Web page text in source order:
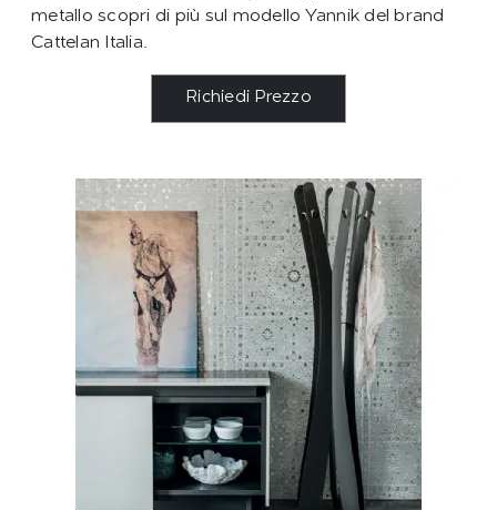
metallo scopri di più sul modello Yannik del brand
Cattelan Italia.
Richiedi Prezzo